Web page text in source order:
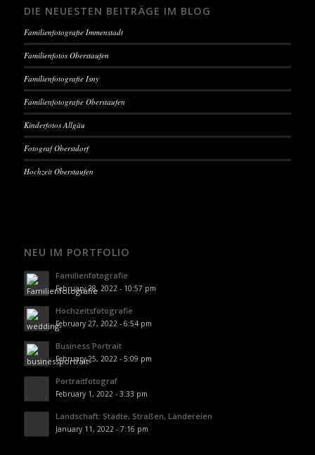
DIE NEUESTEN BEITRÄGE IM BLOG
Familienfotografie Immenstadt
Familienfotos Oberstaufen
Familienfotografie Isny
Familienfotografie Oberstaufen
Kinderfotos Allgäu
Fotograf Oberstdorf
Hochzeit Oberstaufen
NEU IM PORTFOLIO
Familienfotografie
February 28, 2022 - 10:57 pm
Hochzeitsfotografie
February 27, 2022 - 6:54 pm
Business Portrait
February 25, 2022 - 5:09 pm
Portraitfotograf
February 1, 2022 - 3:33 pm
Landschaft: Städte, Straßen, Ländereien
January 11, 2022 - 7:16 pm